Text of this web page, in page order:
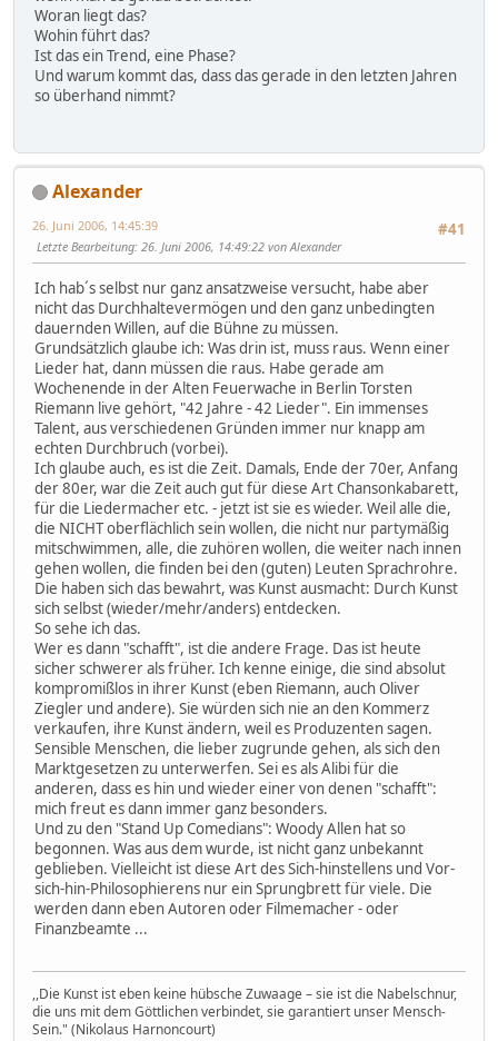
Woran liegt das?
Wohin führt das?
Ist das ein Trend, eine Phase?
Und warum kommt das, dass das gerade in den letzten Jahren
so überhand nimmt?
Alexander
#41
26. Juni 2006, 14:45:39
Letzte Bearbeitung: 26. Juni 2006, 14:49:22 von Alexander
Ich hab´s selbst nur ganz ansatzweise versucht, habe aber
nicht das Durchhaltevermögen und den ganz unbedingten
dauernden Willen, auf die Bühne zu müssen.
Grundsätzlich glaube ich: Was drin ist, muss raus. Wenn einer
Lieder hat, dann müssen die raus. Habe gerade am
Wochenende in der Alten Feuerwache in Berlin Torsten
Riemann live gehört, "42 Jahre - 42 Lieder". Ein immenses
Talent, aus verschiedenen Gründen immer nur knapp am
echten Durchbruch (vorbei).
Ich glaube auch, es ist die Zeit. Damals, Ende der 70er, Anfang
der 80er, war die Zeit auch gut für diese Art Chansonkabarett,
für die Liedermacher etc. - jetzt ist sie es wieder. Weil alle die,
die NICHT oberflächlich sein wollen, die nicht nur partymäßig
mitschwimmen, alle, die zuhören wollen, die weiter nach innen
gehen wollen, die finden bei den (guten) Leuten Sprachrohre.
Die haben sich das bewahrt, was Kunst ausmacht: Durch Kunst
sich selbst (wieder/mehr/anders) entdecken.
So sehe ich das.
Wer es dann "schafft", ist die andere Frage. Das ist heute
sicher schwerer als früher. Ich kenne einige, die sind absolut
kompromißlos in ihrer Kunst (eben Riemann, auch Oliver
Ziegler und andere). Sie würden sich nie an den Kommerz
verkaufen, ihre Kunst ändern, weil es Produzenten sagen.
Sensible Menschen, die lieber zugrunde gehen, als sich den
Marktgesetzen zu unterwerfen. Sei es als Alibi für die
anderen, dass es hin und wieder einer von denen "schafft":
mich freut es dann immer ganz besonders.
Und zu den "Stand Up Comedians": Woody Allen hat so
begonnen. Was aus dem wurde, ist nicht ganz unbekannt
geblieben. Vielleicht ist diese Art des Sich-hinstellens und Vor-
sich-hin-Philosophierens nur ein Sprungbrett für viele. Die
werden dann eben Autoren oder Filmemacher - oder
Finanzbeamte ...
,,Die Kunst ist eben keine hübsche Zuwaage – sie ist die Nabelschnur,
die uns mit dem Göttlichen verbindet, sie garantiert unser Mensch-
Sein." (Nikolaus Harnoncourt)